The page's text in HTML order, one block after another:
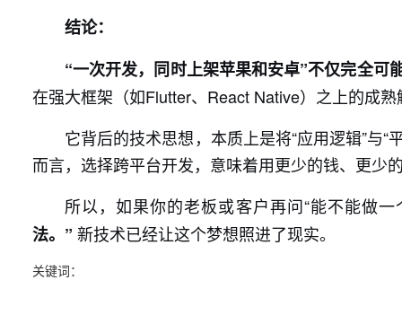
结论：
“一次开发，同时上架苹果和安卓”不仅完全
在强大框架（如Flutter、React Native）之上的成
它背后的技术思想，本质上是将“应用逻辑”与
而言，选择跨平台开发，意味着用更少的钱、更少
所以，如果你的老板或客户再问“能不能做
法。” 新技术已经让这个梦想照进了现实。
关键词：